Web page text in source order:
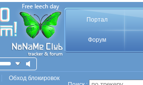
Портал
Форум
Обход блокировок